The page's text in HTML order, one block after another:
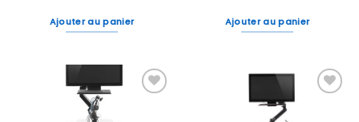
Ajouter au panier Ajouter au panier